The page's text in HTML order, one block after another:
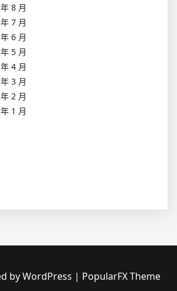
8 月
7 月
6 月
5 月
4 月
3 月
2 月
1 月
by WordPress | PopularFX Theme